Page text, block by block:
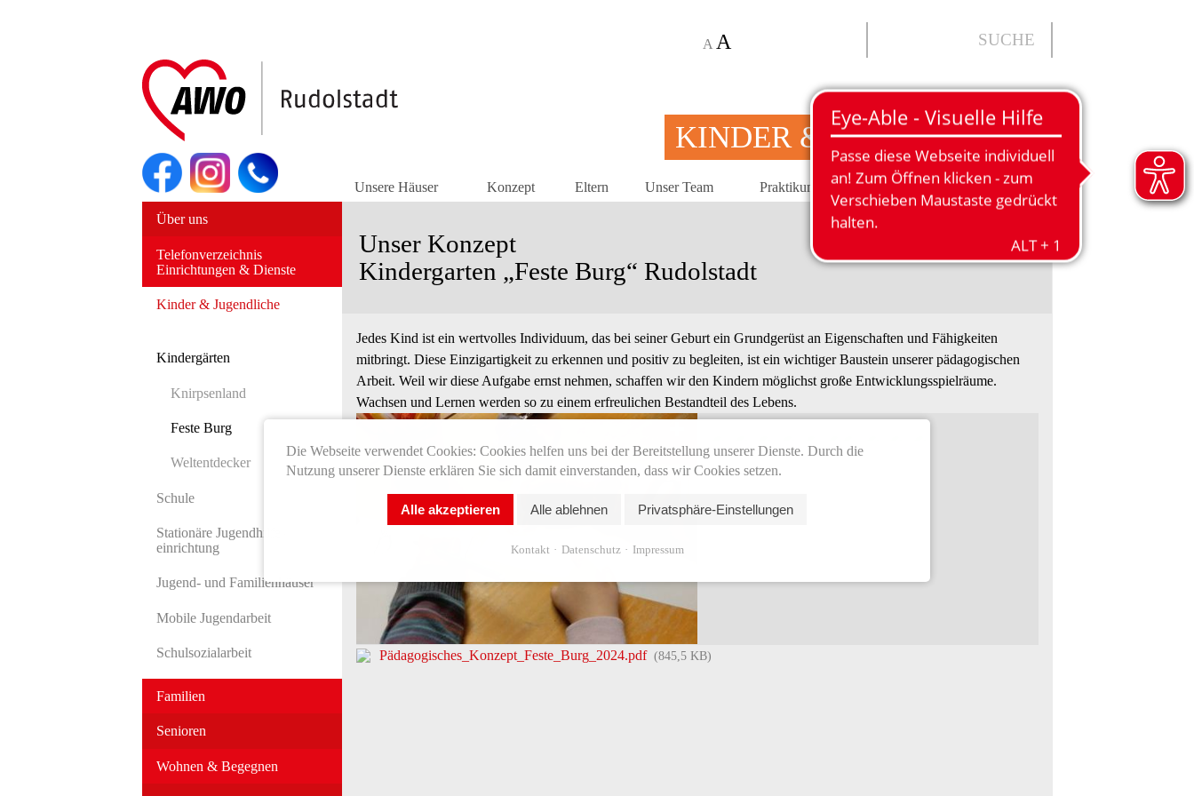
A A
KINDER & JUGENDLICHE
Unsere Häuser Konzept Eltern Unser Team Praktikum Förderverein Kontakt
Unser Konzept
Kindergarten „Feste Burg“ Rudolstadt
Jedes Kind ist ein wertvolles Individuum, das bei seiner Geburt ein Grundgerüst an Eigenschaften und Fähigkeiten
mitbringt. Diese Einzigartigkeit zu erkennen und positiv zu begleiten, ist ein wichtiger Baustein unserer pädagogischen
Arbeit. Weil wir diese Aufgabe ernst nehmen, schaffen wir den Kindern möglichst große Entwicklungsspielräume.
Wachsen und Lernen werden so zu einem erfreulichen Bestandteil des Lebens.
Pädagogisches_Konzept_Feste_Burg_2024.pdf (845,5 KB)
Navigation
Über uns
Telefonverzeichnis
Einrichtungen & Dienste
Kinder & Jugendliche
Kindergärten
Knirpsenland
Feste Burg
Weltentdecker
Schule
Stationäre Jugend­hilfe­
einrichtung
Jugend- und Familien­häuser
Mobile Jugendarbeit
Schulsozialarbeit
Familien
Senioren
Wohnen & Begegnen
Die Webseite verwendet Cookies: Cookies helfen uns bei der Bereitstellung unserer Dienste. Durch die
Nutzung unserer Dienste erklären Sie sich damit einverstanden, dass wir Cookies setzen.
Alle akzeptieren Alle ablehnen Privatsphäre-Einstellungen
Kontakt Datenschutz Impressum